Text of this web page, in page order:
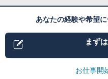
あなたの経験や希望
まず
お仕事開